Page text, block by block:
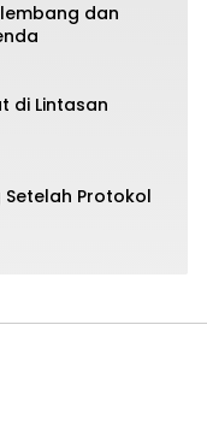
dan
di Lintasan
Protokol